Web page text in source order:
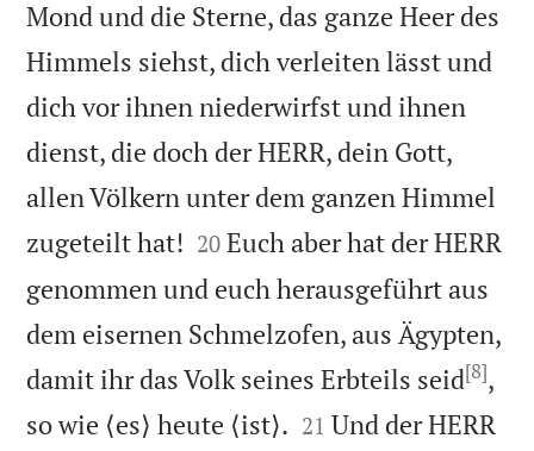
Mond und die Sterne, das ganze Heer des
Himmels siehst, dich verleiten lässt und
dich vor ihnen niederwirfst und ihnen
dienst, die doch der HERR, dein Gott,
allen Völkern unter dem ganzen Himmel
zugeteilt hat! 

20 Euch aber hat der HERR
genommen und euch herausgeführt aus
dem eisernen Schmelzofen, aus Ägypten,
damit ihr das Volk seines Erbteils seid[8],
so wie ⟨es⟩ heute ⟨ist⟩. 

21 Und der HERR